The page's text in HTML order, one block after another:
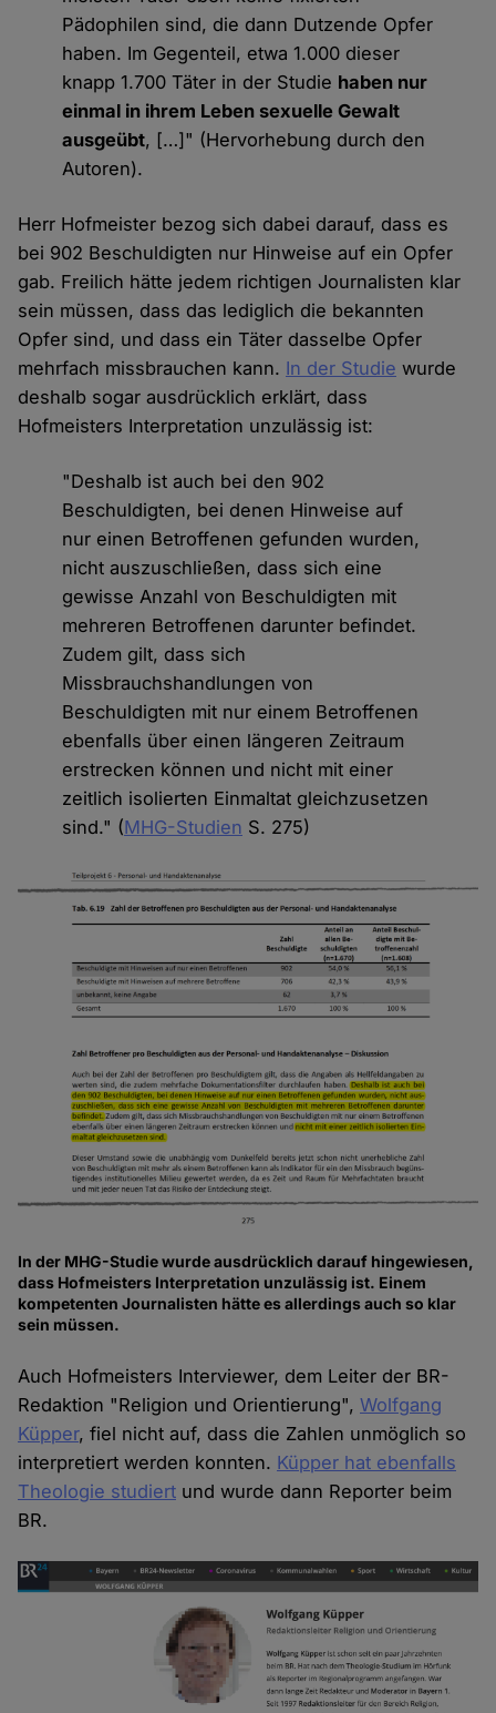
Pädophilen sind, die dann Dutzende Opfer
haben. Im Gegenteil, etwa 1.000 dieser
knapp 1.700 Täter in der Studie haben nur
einmal in ihrem Leben sexuelle Gewalt
ausgeübt, […]" (Hervorhebung durch den
Autoren).
Herr Hofmeister bezog sich dabei darauf, dass es
bei 902 Beschuldigten nur Hinweise auf ein Opfer
gab. Freilich hätte jedem richtigen Journalisten klar
sein müssen, dass das lediglich die bekannten
Opfer sind, und dass ein Täter dasselbe Opfer
mehrfach missbrauchen kann. In der Studie wurde
deshalb sogar ausdrücklich erklärt, dass
Hofmeisters Interpretation unzulässig ist:
"Deshalb ist auch bei den 902
Beschuldigten, bei denen Hinweise auf
nur einen Betroffenen gefunden wurden,
nicht auszuschließen, dass sich eine
gewisse Anzahl von Beschuldigten mit
mehreren Betroffenen darunter befindet.
Zudem gilt, dass sich
Missbrauchshandlungen von
Beschuldigten mit nur einem Betroffenen
ebenfalls über einen längeren Zeitraum
erstrecken können und nicht mit einer
zeitlich isolierten Einmaltat gleichzusetzen
sind." (MHG-Studien S. 275)
In der MHG-Studie wurde ausdrücklich darauf hingewiesen,
dass Hofmeisters Interpretation unzulässig ist. Einem
kompetenten Journalisten hätte es allerdings auch so klar
sein müssen.
Auch Hofmeisters Interviewer, dem Leiter der BR-
Redaktion "Religion und Orientierung",Wolfgang
Küpper, fiel nicht auf, dass die Zahlen unmöglich so
interpretiert werden konnten. Küpper hat ebenfalls
Theologie studiert und wurde dann Reporter beim
BR.